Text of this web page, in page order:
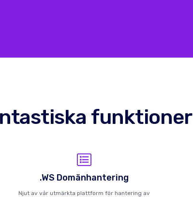
funktioner
.WS Domänhantering
Njut av vår utmärkta plattform för hantering av